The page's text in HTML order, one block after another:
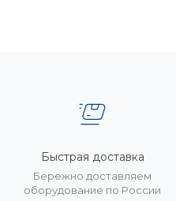
Быстрая доставка
Бережно доставляем
оборудование по России